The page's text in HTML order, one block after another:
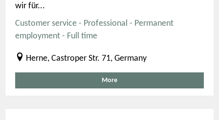
wir für...
Customer service - Professional - Permanent
employment - Full time
Herne, Castroper Str. 71, Germany
More